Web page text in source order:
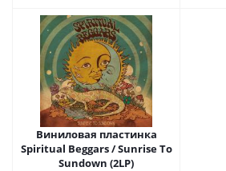
Виниловая пластинка
Spiritual Beggars / Sunrise To
Sundown (2LP)